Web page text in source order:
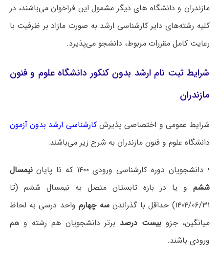
مازندران و دانشگاه های دیگر مشمول این فراخوان می‌باشند، در
کلیه رشته‌های دایر کارشناسی ارشد به صورت مازاد بر ظرفیت با
رعایت کامل مقررات مربوط، دانشجو می‌پذیرد.
شرایط ثبت نام ارشد بدون کنکور دانشگاه علوم و فنون
مازندران
شرایط عمومی و اختصاصی پذیرشکارشناسی ارشد بدون آزمون
دانشگاه ‌علوم و فنون مازندران به شرح زیر می‌باشند:
• دانشجویان دوره کارشناسی ورودی ۱۴۰۰ که تا پایان
نیمسال
ششم و یا در بازه تابستان متصل به نیمسال ششم (تا
۱۴۰۴/۰۶/۳۱) حداقل با گذراندن
سه چهارمواحد درسی به لحاظ
میانگین، جزوبیست درصد برتر دانشجویان هم رشته و هم
ورودی باشند.